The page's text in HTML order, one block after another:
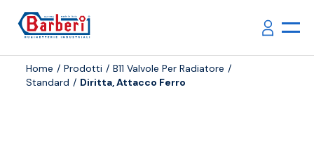
Home Prodotti
B11 Valvole Per Radiatore
Standard
Diritta, Attacco Ferro